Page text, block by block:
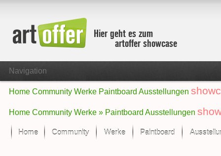
Hier geht es zum
artoffer showcase
Navigation
Home Community Werke Paintboard Ausstellungen
Home Community Werke » Paintboard Ausstellungen
Home Community Werke Paintboard